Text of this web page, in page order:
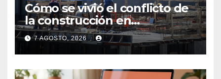
Cómo se vivió el conflicto de
la construcción en
Maldonado, un
departamento donde el
sector tiene sus
particularidades
7 AGOSTO, 2026